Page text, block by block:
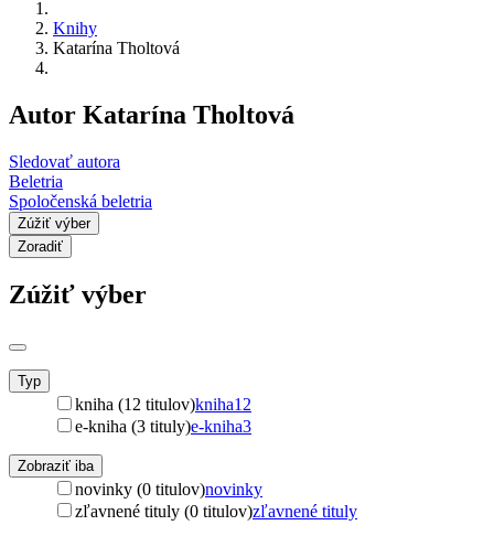
Knihy
Katarína Tholtová
Autor Katarína Tholtová
Sledovať autora
Beletria
Spoločenská beletria
Zúžiť výber
Zoradiť
Zúžiť výber
Typ
kniha (12 titulov)kniha12
e-kniha (3 tituly)e-kniha3
Zobraziť iba
novinky (0 titulov)novinky
zľavnené tituly (0 titulov)zľavnené tituly